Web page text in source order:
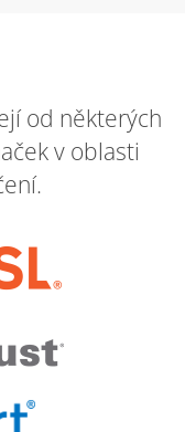
od některých
v oblasti